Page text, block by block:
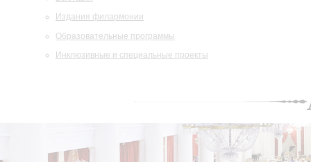
Издания филармонии
Образовательные программы
Инклюзивные и специальные проекты